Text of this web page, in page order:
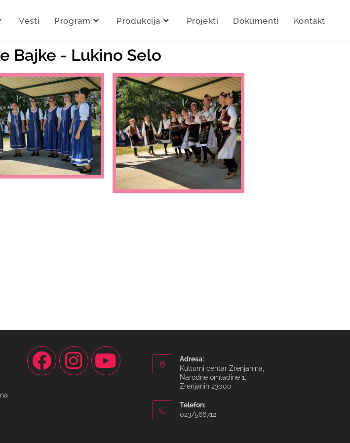
Vesti Program Produkcija Projekti Dokumenti Kontakt
Bajke - Lukino Selo
Adresa:
Kulturni centar Zrenjanina,
Narodne omladine 1,
Zrenjanin 23000
Telefon:
023/566712